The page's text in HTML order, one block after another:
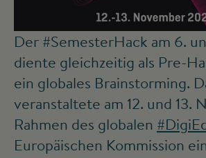
Der #SemesterHack am 6.
diente gleichzeitig als Pre-
ein globales Brainstorming.
veranstaltete am 12. und 13.
Rahmen des globalen
Europäischen Kommission